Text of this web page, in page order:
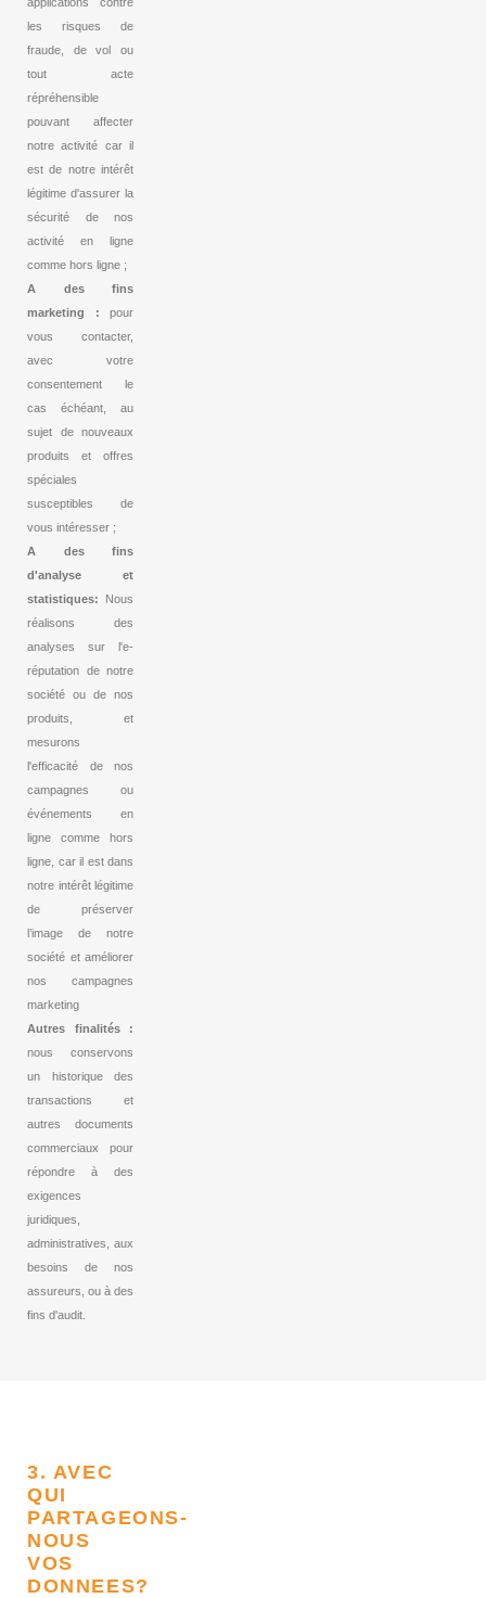
les risques de
fraude, de vol ou
tout acte
répréhensible
pouvant affecter
notre activité car il
est de notre intérêt
légitime d'assurer la
sécurité de nos
activité en ligne
comme hors ligne ;
A des fins
marketing : pour
vous contacter,
avec votre
consentement le
cas échéant, au
sujet de nouveaux
produits et offres
spéciales
susceptibles de
vous intéresser ;
A des fins
d'analyse et
statistiques: Nous
réalisons des
analyses sur l'e-
réputation de notre
société ou de nos
produits, et
mesurons
l'efficacité de nos
campagnes ou
événements en
ligne comme hors
ligne, car il est dans
notre intérêt légitime
de préserver
l’image de notre
société et améliorer
nos campagnes
marketing
Autres finalités :
nous conservons
un historique des
transactions et
autres documents
commerciaux pour
répondre à des
exigences
juridiques,
administratives, aux
besoins de nos
assureurs, ou à des
fins d'audit.
3. AVEC
QUI
PARTAGEONS-
NOUS
VOS
DONNEES?